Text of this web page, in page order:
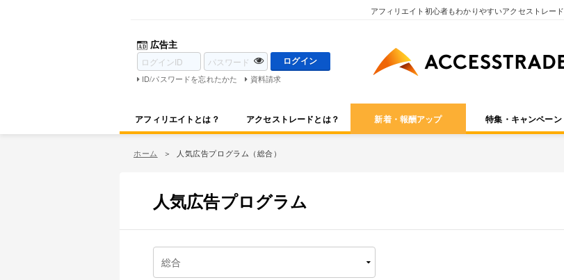
アフィリエイト初心者もわかりやすいアクセストレード
広告主
ID/パスワードを忘れたかた 資料請求
アフィリエイトとは？ アクセストレードとは？ 新着・報酬アップ 特集・キャンペーン
ホーム 人気広告プログラム（総合）
人気広告プログラム